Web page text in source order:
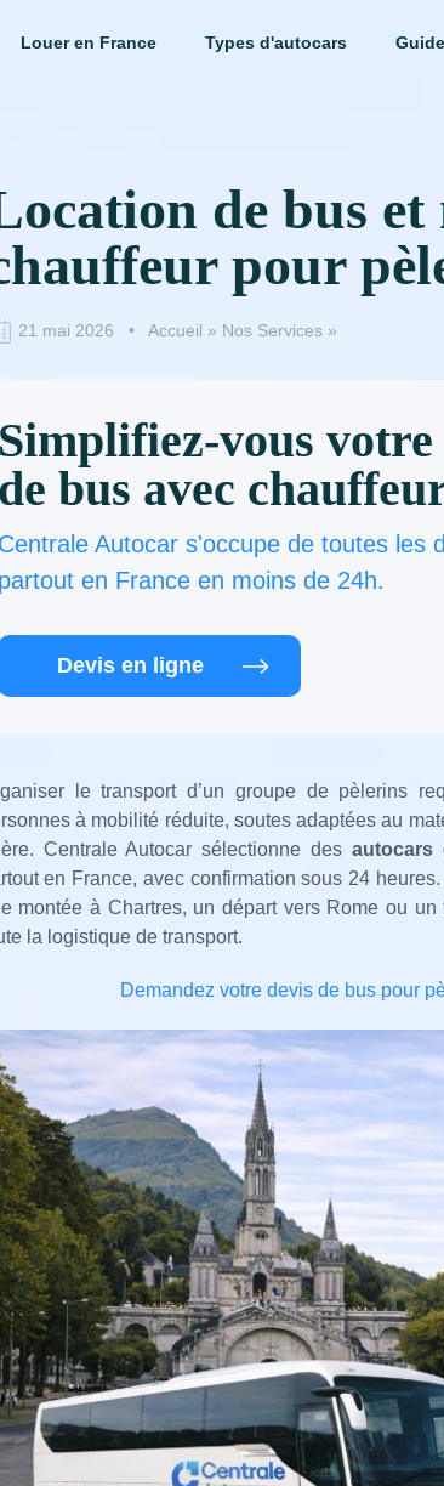
Louer en France Types d'autocars
de bus et
pour
21 mai 2026 • Accueil » Nos Services »
vous
bus avec
Autocar s'occupe de toutes les
en France en moins de 24h.
Devis en ligne
le transport d’un groupe de pèlerins
à mobilité réduite, soutes adaptées au
Centrale Autocar sélectionne des autocars
en France, avec confirmation sous 24
montée à Chartres, un départ vers Rome ou
la logistique de transport.
Demandez votre devis de bus pour